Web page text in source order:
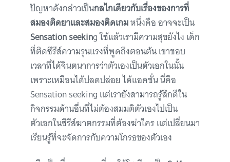
ปัญหาดังกล่าวเป็นกลไกเดียวกับเรื่องของการที่
สมองติดยาและสมองติดเกมหนึ่งคือ อาจจะเป็น
Sensation seeking ใช้แล้วเรามีความสุขยังไง เด็ก
ที่ติดซีรีส์ความรุนแรงที่พูดถึงตอนต้น เขาชอบ
เวลาที่ได้จินตนาการว่าตัวเองเป็นตัวเอกในนั้น
เพราะเหมือนได้ปลดปล่อย ได้แอคชั่น นี่คือ
Sensation seeking แต่เรายังสามารถรู้สึกดีใน
กิจกรรมด้านอื่นที่ไม่ต้องสมมติตัวเองไปเป็น
ตัวเอกในซีรีส์ฆาตกรรมที่ต้องฆ่าใคร แต่เปลี่ยนมา
เรียนรู้ที่จะจัดการกับความโกรธของตัวเอง